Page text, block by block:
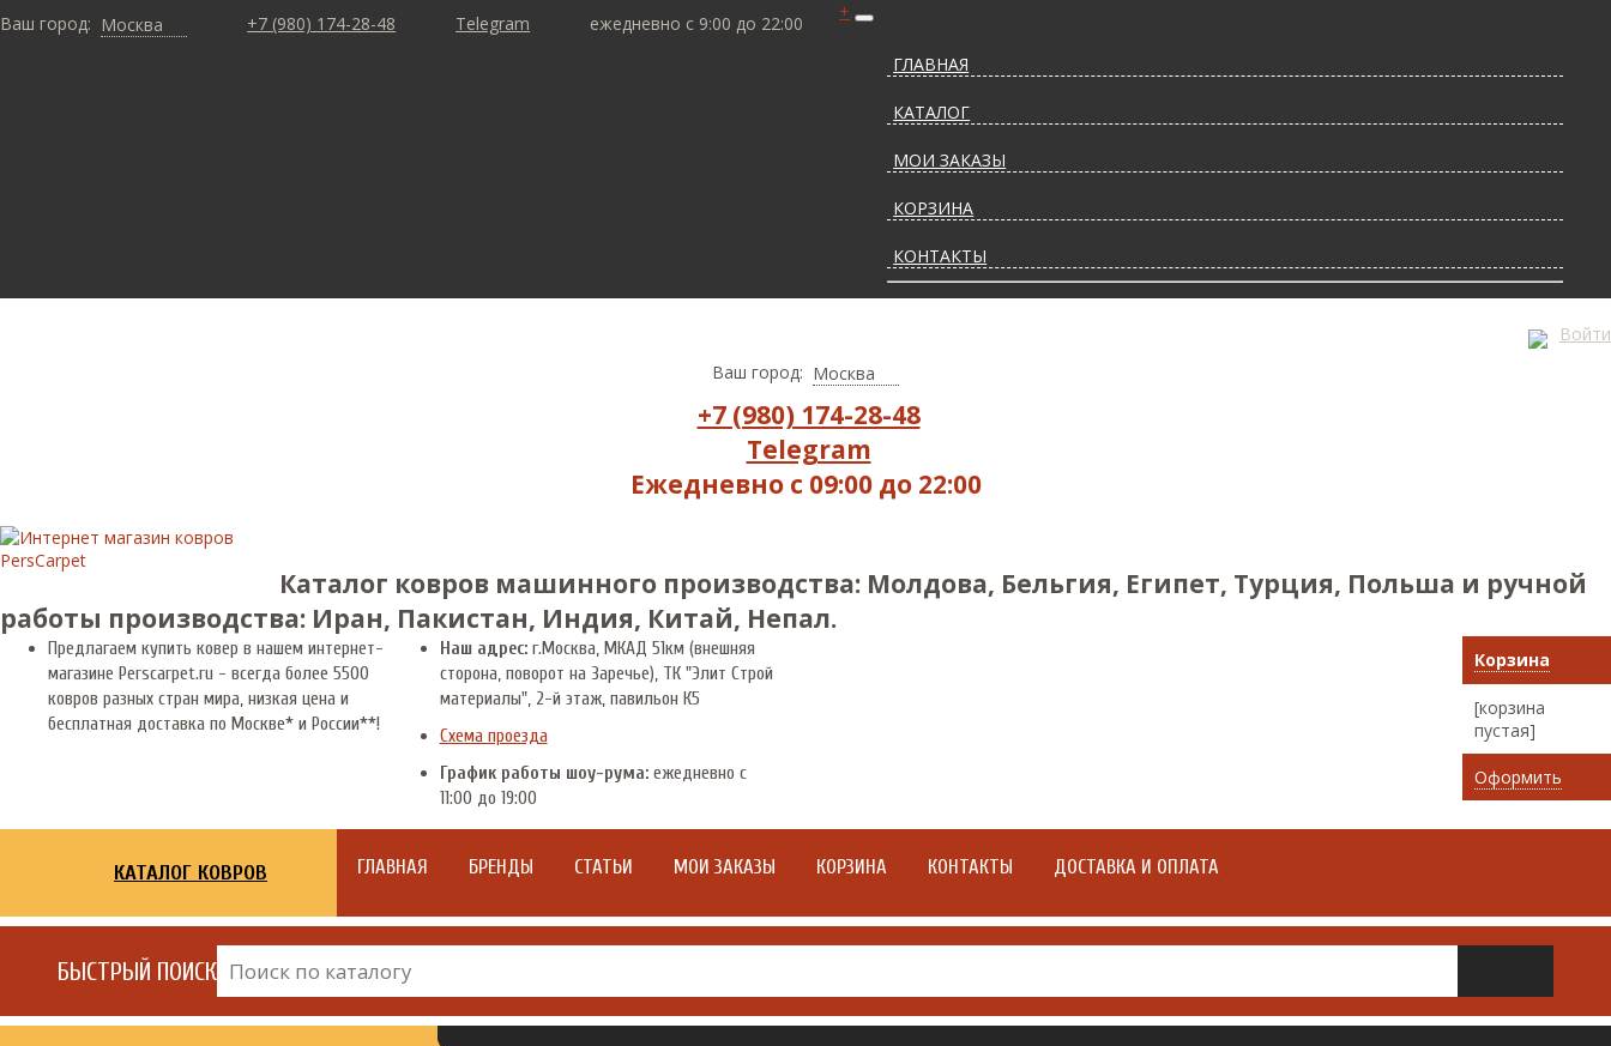
Ваш город: Москва +7 (980) 174-28-48 Telegram ежедневно с 9:00 до 22:00
+
ГЛАВНАЯ
КАТАЛОГ
МОИ ЗАКАЗЫ
КОРЗИНА
КОНТАКТЫ
Войти
Ваш город: Москва
+7 (980) 174-28-48
Telegram
Ежедневно с 09:00 до 22:00
Каталог ковров машинного производства: Молдова, Бельгия, Египет, Турция, Польша и ручной
работы производства: Иран, Пакистан, Индия, Китай, Непал.
Предлагаем купить ковер в нашем интернет-
магазине Perscarpet.ru - всегда более 5500
ковров разных стран мира, низкая цена и
бесплатная доставка по Москве* и России**!
Наш адрес:г.Москва, МКАД 51км (внешняя
сторона, поворот на Заречье), ТК "Элит Строй
материалы", 2-й этаж, павильон К5
Схема проезда
График работы шоу-рума:ежедневно с
11:00 до 19:00
Корзина
[корзина
пустая]
Оформить
КАТАЛОГ КОВРОВ ГЛАВНАЯ БРЕНДЫ СТАТЬИ МОИ ЗАКАЗЫ КОРЗИНА КОНТАКТЫ ДОСТАВКА И ОПЛАТА
БЫСТРЫЙ ПОИСК